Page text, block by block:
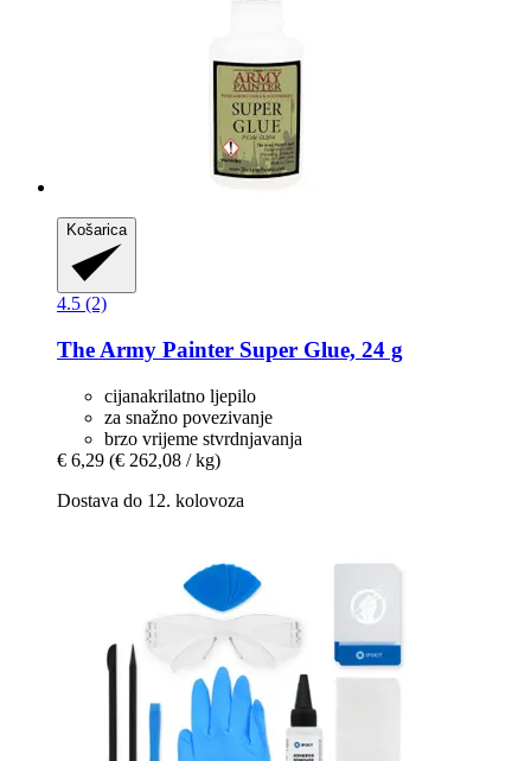
Košarica
4.5 (2)
The Army Painter Super Glue, 24 g
cijanakrilatno ljepilo
za snažno povezivanje
brzo vrijeme stvrdnjavanja
€ 6,29 (€ 262,08 / kg)
Dostava do 12. kolovoza